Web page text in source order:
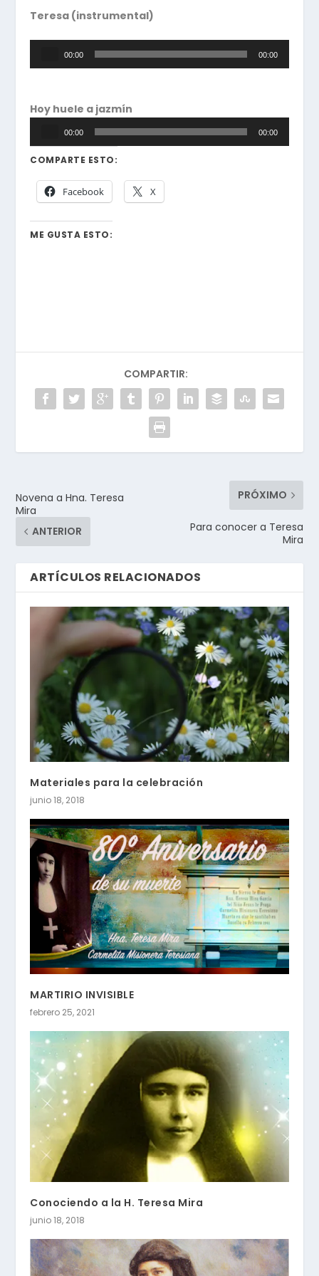
Teresa (instrumental)
00:00 00:00
Hoy huele a jazmín
audio
00:00 00:00
COMPARTE ESTO:
Facebook X
ME GUSTA ESTO:
COMPARTIR:
Novena a Hna. Teresa
Mira
ANTERIOR
PRÓXIMO
Para conocer a Teresa
Mira
ARTÍCULOS RELACIONADOS
Materiales para la celebración
junio 18, 2018
MARTIRIO INVISIBLE
febrero 25, 2021
Conociendo a la H. Teresa Mira
junio 18, 2018